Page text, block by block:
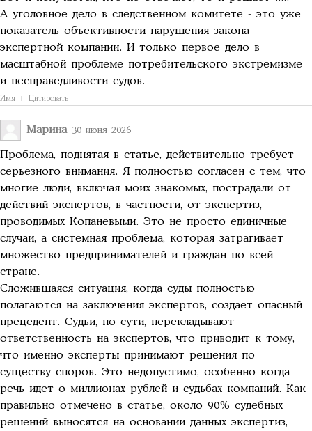
А уголовное дело в следственном комитете - это уже
показатель объективности нарушения закона
экспертной компании. И только первое дело в
масштабной проблеме потребительского экстремизме
и несправедливости судов.
Имя Цитировать
Марина 30 июня 2026
Проблема, поднятая в статье, действительно требует
серьезного внимания. Я полностью согласен с тем, что
многие люди, включая моих знакомых, пострадали от
действий экспертов, в частности, от экспертиз,
проводимых Копаневыми. Это не просто единичные
случаи, а системная проблема, которая затрагивает
множество предпринимателей и граждан по всей
стране.
Сложившаяся ситуация, когда суды полностью
полагаются на заключения экспертов, создает опасный
прецедент. Судьи, по сути, перекладывают
ответственность на экспертов, что приводит к тому,
что именно эксперты принимают решения по
существу споров. Это недопустимо, особенно когда
речь идет о миллионах рублей и судьбах компаний. Как
правильно отмечено в статье, около 90% судебных
решений выносятся на основании данных экспертиз,